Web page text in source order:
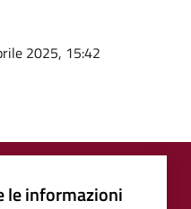
2025, 15:42
le informazioni